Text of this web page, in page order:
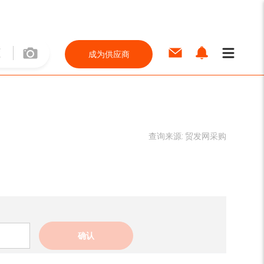
成为供应商
查询来源: 贸发网采购
确认